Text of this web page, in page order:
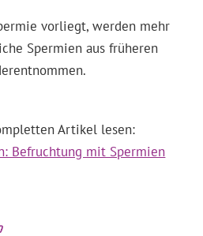
vorliegt, werden mehr
Spermien aus früheren
Artikel lesen:
Befruchtung mit Spermien